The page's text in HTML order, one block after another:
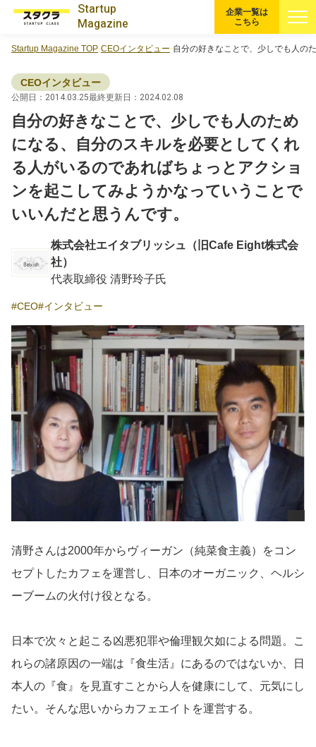
Startup
Magazine
注目スタートアップ
イベント・セミナー
特集記事
CEOインタビュー
転職
導入事例
Startup Magazine
企業一覧は
こちら
Startup Magazine TOP CEOインタビュー 自分の好きなことで、少しでも人の
CEOインタビュー
公開日：2014.03.25最終更新日：2024.02.08
自分の好きなことで、少しでも人のため
になる、自分のスキルを必要としてくれ
る人がいるのであればちょっとアクショ
ンを起こしてみようかなっていうことで
いいんだと思うんです。
株式会社エイタブリッシュ（旧Cafe Eight株式会
社）
代表取締役 清野玲子氏
CEO インタビュー
清野さんは2000年からヴィーガン（純菜食主義）をコン
セプトしたカフェを運営し、日本のオーガニック、ヘルシ
ーブームの火付け役となる。
日本で次々と起こる凶悪犯罪や倫理観欠如による問題。こ
れらの諸原因の一端は『食生活』にあるのではないか、日
本人の『食』を見直すことから人を健康にして、元気にし
たい。そんな思いからカフェエイトを運営する。